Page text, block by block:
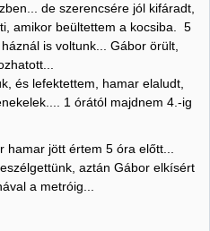
de szerencsére jól kifáradt,
amikor beültettem a kocsiba. 5
is voltunk... Gábor örült,
és lefektettem, hamar elaludt,
1 órától majdnem 4.-ig
hamar jött értem 5 óra előtt...
aztán Gábor elkísért
a metróig...